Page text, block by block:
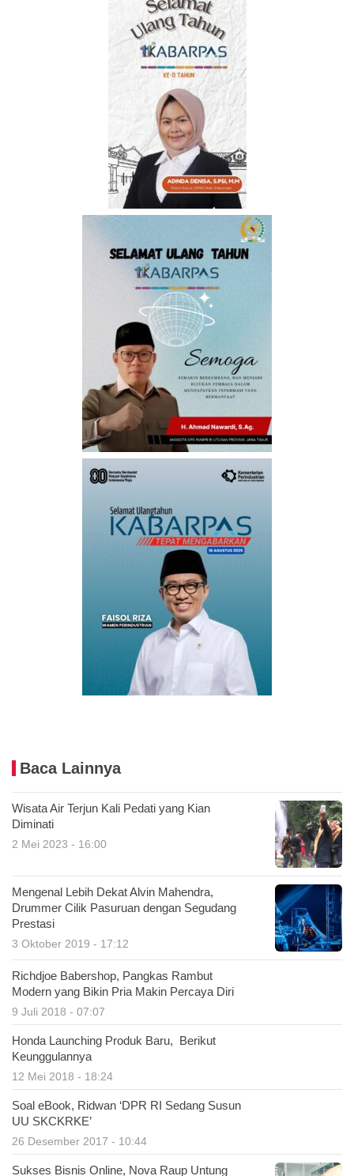
Baca Lainnya
Wisata Air Terjun Kali Pedati yang Kian
Diminati
2 Mei 2023 - 16:00
Mengenal Lebih Dekat Alvin Mahendra,
Drummer Cilik Pasuruan dengan Segudang
Prestasi
3 Oktober 2019 - 17:12
Richdjoe Babershop, Pangkas Rambut
Modern yang Bikin Pria Makin Percaya Diri
9 Juli 2018 - 07:07
Honda Launching Produk Baru, Berikut
Keunggulannya
12 Mei 2018 - 18:24
Soal eBook, Ridwan ‘DPR RI Sedang Susun
UU SKCKRKE’
26 Desember 2017 - 10:44
Sukses Bisnis Online, Nova Raup Untung